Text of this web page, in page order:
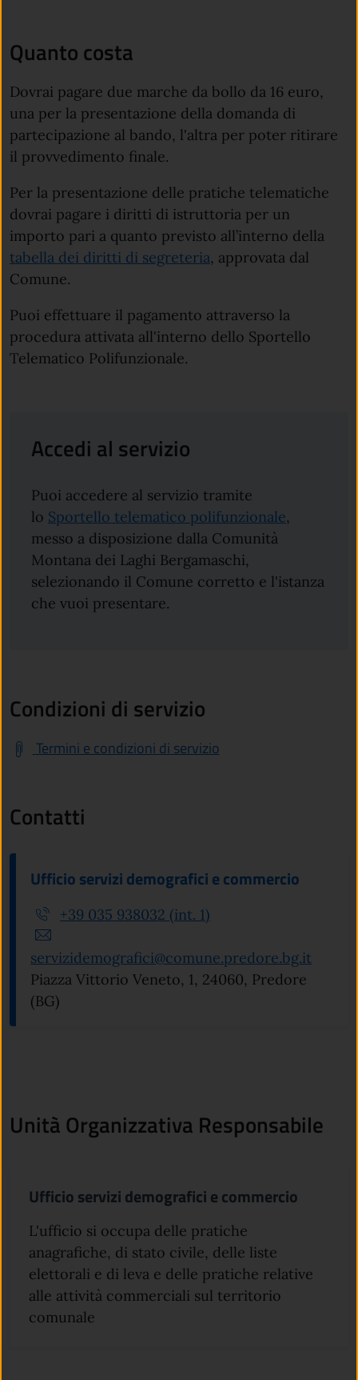
Quanto costa
Dovrai pagare due marche da bollo da 16 euro,
una per la presentazione della domanda di
partecipazione al bando, l'altra per poter ritirare
il provvedimento finale.
Per la presentazione delle pratiche telematiche
dovrai pagare i diritti di istruttoria per un
importo pari a quanto previsto all’interno della
tabella dei diritti di segreteria, approvata dal
Comune.
Puoi effettuare il pagamento attraverso la
procedura attivata all'interno dello Sportello
Telematico Polifunzionale.
Accedi al servizio
Puoi accedere al servizio tramite
lo Sportello telematico polifunzionale,
messo a disposizione dalla Comunità
Montana dei Laghi Bergamaschi,
selezionando il Comune corretto e l'istanza
che vuoi presentare.
Condizioni di servizio
Termini e condizioni di servizio
Contatti
Ufficio servizi demografici e commercio
+39 035 938032 (int. 1)
servizidemografici@comune.predore.bg.it
Piazza Vittorio Veneto, 1, 24060, Predore
(BG)
Unità Organizzativa Responsabile
Ufficio servizi demografici e commercio
L'ufficio si occupa delle pratiche
anagrafiche, di stato civile, delle liste
elettorali e di leva e delle pratiche relative
alle attività commerciali sul territorio
comunale